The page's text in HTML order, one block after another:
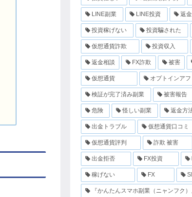
LINE副業 LINE投資 返金
投資稼げない 投資騙された
仮想通貨詐欺 投資収入
返金相談 FX詐欺 被害
仮想通貨 オプトインアフ
検証が完了済み副業 被害報告
危険 怪しい副業 返金方
出金トラブル 仮想通貨口コミ
仮想通貨評判 詐欺 被害
出金拒否 FX投資
稼げない FX
『かんたんスマホ副業（ニャンフク